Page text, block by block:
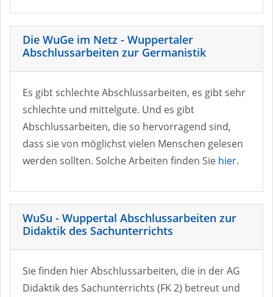
Die WuGe im Netz - Wuppertaler
Abschlussarbeiten zur Germanistik
Es gibt schlechte Abschlussarbeiten, es gibt sehr
schlechte und mittelgute. Und es gibt
Abschlussarbeiten, die so hervorragend sind,
dass sie von möglichst vielen Menschen gelesen
werden sollten. Solche Arbeiten finden Sie hier.
WuSu - Wuppertal Abschlussarbeiten zur
Didaktik des Sachunterrichts
Sie finden hier Abschlussarbeiten, die in der AG
Didaktik des Sachunterrichts (FK 2) betreut und